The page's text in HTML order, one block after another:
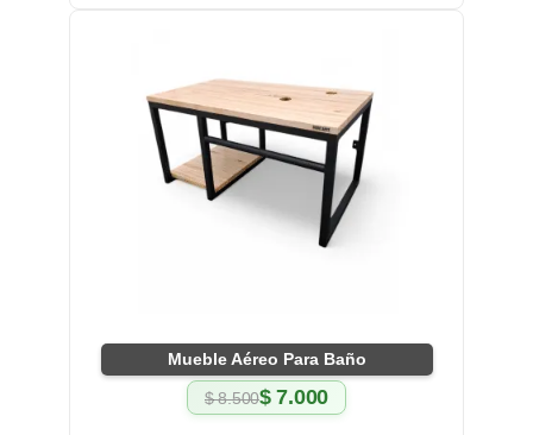
Mueble Aéreo Para Baño
$8.500 El
$7.000
El